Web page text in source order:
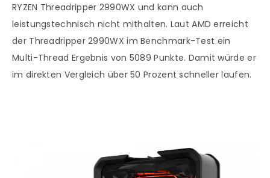
RYZEN Threadripper 2990WX und kann auch
leistungstechnisch nicht mithalten. Laut AMD erreicht
der Threadripper 2990WX im Benchmark-Test ein
Multi-Thread Ergebnis von 5089 Punkte. Damit würde er
im direkten Vergleich über 50 Prozent schneller laufen.